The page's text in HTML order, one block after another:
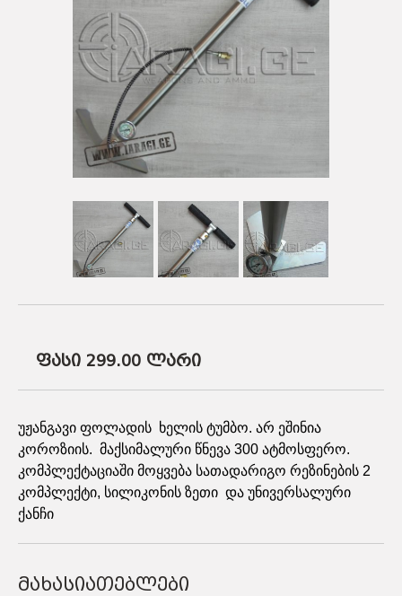
ᲐᲛᲣᲜᲘᲪᲘᲐ
ᲐᲥᲡᲔᲡᲣᲐᲠᲔᲑᲘ
ᲛᲨᲕᲘᲚᲓᲘᲡᲠᲔᲑᲘ
ᲐᲛᲣᲜᲘᲪᲘᲐ
ᲐᲥᲡᲔᲡᲣᲐᲠᲔᲑᲘ
ᲡᲐᲡᲐᲠᲒᲔᲑᲚᲝ ᲑᲛᲣᲚᲔᲑᲘ
ფასი 299.00 ლარი
უჟანგავი ფოლადის ხელის ტუმბო. არ ეშინია
კოროზიის. მაქსიმალური წნევა 300 ატმოსფერო.
კომპლექტაციაში მოყვება სათადარიგო რეზინების 2
კომპლექტი, სილიკონის ზეთი და უნივერსალური
ქანჩი
მახასიათებლები